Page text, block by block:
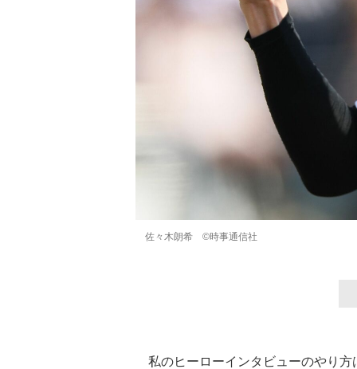
佐々木朗希 ©時事通信社
私のヒーローインタビューのやり方